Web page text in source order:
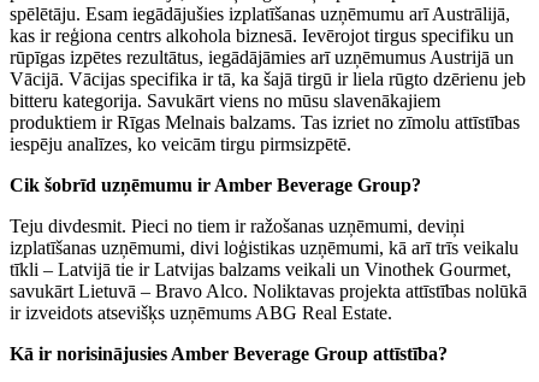
spēlētāju. Esam iegādājušies izplatīšanas uzņēmumu arī Austrālijā,
kas ir reģiona centrs alkohola biznesā. Ievērojot tirgus specifiku un
rūpīgas izpētes rezultātus, iegādājāmies arī uzņēmumus Austrijā un
Vācijā. Vācijas specifika ir tā, ka šajā tirgū ir liela rūgto dzērienu jeb
bitteru kategorija. Savukārt viens no mūsu slavenākajiem
produktiem ir Rīgas Melnais balzams. Tas izriet no zīmolu attīstības
iespēju analīzes, ko veicām tirgu pirmsizpētē.
Cik šobrīd uzņēmumu ir Amber Beverage Group?
Teju divdesmit. Pieci no tiem ir ražošanas uzņēmumi, deviņi
izplatīšanas uzņēmumi, divi loģistikas uzņēmumi, kā arī trīs veikalu
tīkli – Latvijā tie ir Latvijas balzams veikali un Vinothek Gourmet,
savukārt Lietuvā – Bravo Alco. Noliktavas projekta attīstības nolūkā
ir izveidots atsevišķs uzņēmums ABG Real Estate.
Kā ir norisinājusies Amber Beverage Group attīstība?